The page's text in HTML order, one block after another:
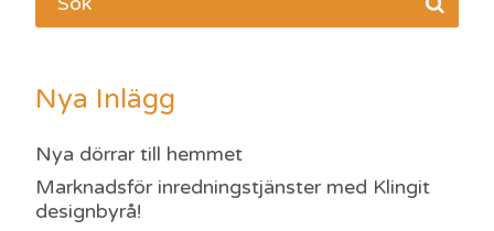
Nya Inlägg
Nya dörrar till hemmet
Marknadsför inredningstjänster med Klingit
designbyrå!